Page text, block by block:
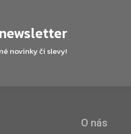
novinky či slevy!
O nás